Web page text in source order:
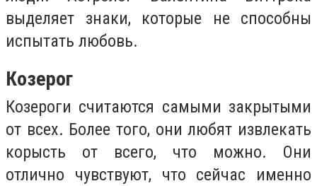
выделяет знаки, которые не способны
испытать любовь.
Козерог
Козероги считаются самыми закрытыми
от всех. Более того, они любят извлекать
корысть от всего, что можно. Они
отлично чувствуют, что сейчас именно